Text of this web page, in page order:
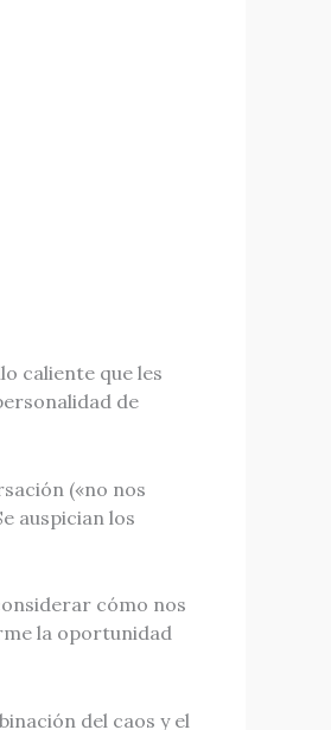
caliente que les
de
(«no nos
auspician los
cómo nos
la oportunidad
del caos y el